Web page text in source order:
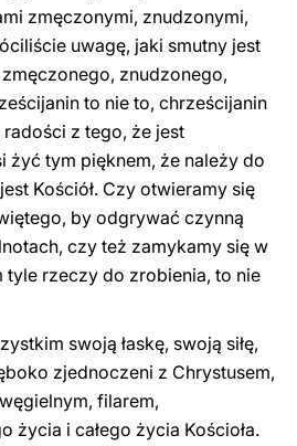
zmęczonymi, znudzonymi,
uwagę, jaki smutny jest
znudzonego,
to nie to, chrześcijanin
radości z tego, że jest
żyć tym pięknem, że należy do
Kościół. Czy otwieramy się
by odgrywać czynną
czy też zamykamy się w
tyle rzeczy do zrobienia, to nie
swoją łaskę, swoją siłę,
zjednoczeni z Chrystusem,
filarem,
życia i całego życia Kościoła.